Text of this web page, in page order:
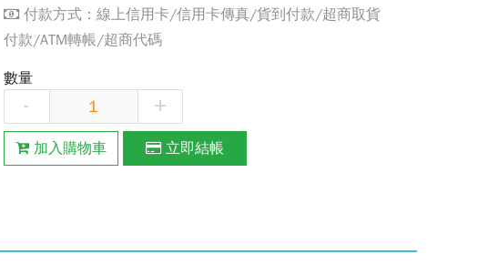
付款方式：線上信用卡/信用卡傳真/貨到付款/超商取貨
付款/ATM轉帳/超商代碼
數量
- +
加入購物車 立即結帳